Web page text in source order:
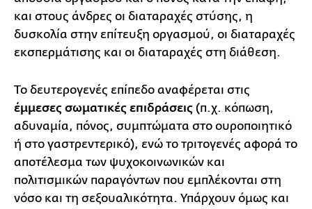
και στους άνδρες οι διαταραχές στύσης, η
δυσκολία στην επίτευξη οργασμού, οι διαταραχές
εκσπερμάτισης και οι διαταραχές στη διάθεση.
Το δευτερογενές επίπεδο αναφέρεται στις
έμμεσες σωματικές επιδράσεις (π.χ. κόπωση,
αδυναμία, πόνος, συμπτώματα στο ουροποιητικό
ή στο γαστρεντερικό), ενώ το τριτογενές αφορά το
αποτέλεσμα των ψυχοκοινωνικών και
πολιτισμικών παραγόντων που εμπλέκονται στη
νόσο και τη σεξουαλικότητα. Υπάρχουν όμως και